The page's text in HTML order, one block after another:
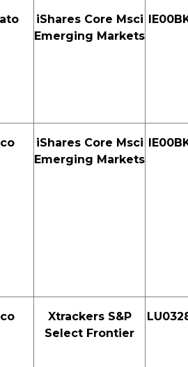
iShares Core Msci
Emerging Markets
iShares Core Msci
Emerging Markets
Xtrackers S&P
Select Frontier